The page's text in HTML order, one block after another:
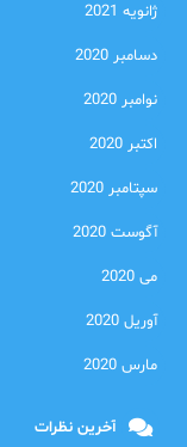
ژانویه 2021
دسامبر 2020
نوامبر 2020
اکتبر 2020
سپتامبر 2020
آگوست 2020
می 2020
آوریل 2020
مارس 2020
آخرین نظرات